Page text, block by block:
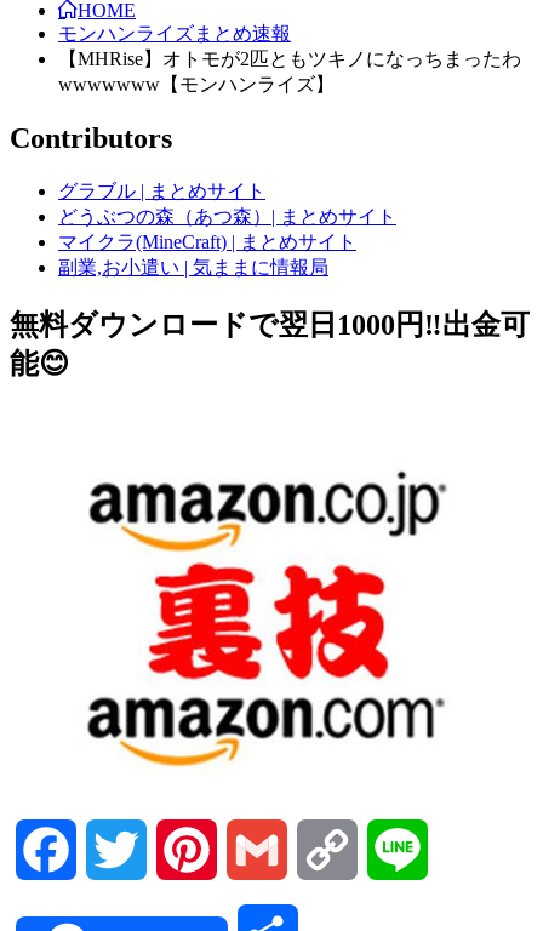
HOME
モンハンライズまとめ速報
【MHRise】オトモが2匹ともツキノになっちまったわ
wwwwwww【モンハンライズ】
Contributors
グラブル | まとめサイト
どうぶつの森（あつ森）| まとめサイト
マイクラ(MineCraft) | まとめサイト
副業,お小遣い | 気ままに情報局
無料ダウンロードで翌日1000円‼️出金可
能😊
Facebook Twitter Pinterest Gmail Copy